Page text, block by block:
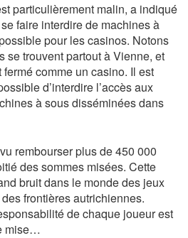
particulièrement malin, a indiqué
faire interdire de machines à
pour les casinos. Notons
se trouvent partout à Vienne, et
comme un casino. Il est
d’interdire l’accès aux
à sous disséminées dans
rembourser plus de 450 000
des sommes misées. Cette
bruit dans le monde des jeux
frontières autrichiennes.
de chaque joueur est
mise…